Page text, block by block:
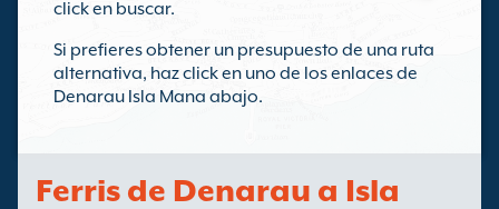
click en buscar.
Si prefieres obtener un presupuesto de una ruta
alternativa, haz click en uno de los enlaces de
Denarau Isla Mana abajo.
Ferris de Denarau a Isla